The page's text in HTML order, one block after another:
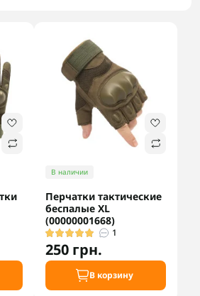
В наличии
Перчатки тактические
беспалые XL
(00000001668)
1
250 грн.
В корзину